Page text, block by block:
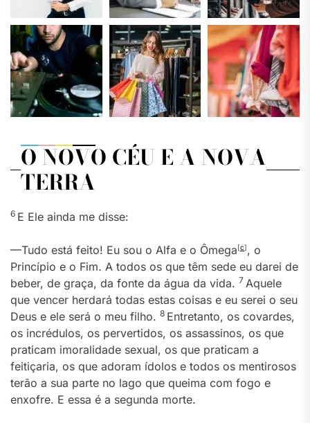
O NOVO CÉU E A NOVA
TERRA
6 E Ele ainda me disse:
—Tudo está feito! Eu sou o Alfa e o Ômega[c], o
Princípio e o Fim. A todos os que têm sede eu darei de
beber, de graça, da fonte da água da vida. 7 Aquele
que vencer herdará todas estas coisas e eu serei o seu
Deus e ele será o meu filho. 8 Entretanto, os covardes,
os incrédulos, os pervertidos, os assassinos, os que
praticam imoralidade sexual, os que praticam a
feitiçaria, os que adoram ídolos e todos os mentirosos
terão a sua parte no lago que queima com fogo e
enxofre. E essa é a segunda morte.